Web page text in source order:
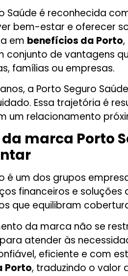
Saúde é reconhecida
bem-estar e oferecer
em benefícios da Porto
conjunto de vantagens
famílias ou empresas.
a Porto Seguro
Essa trajetória é
um relacionamento
marca Porto
é um dos grupos
financeiros e
que equilibram
da marca não se
atender às
eficiente e com
Porto, traduzindo o valor